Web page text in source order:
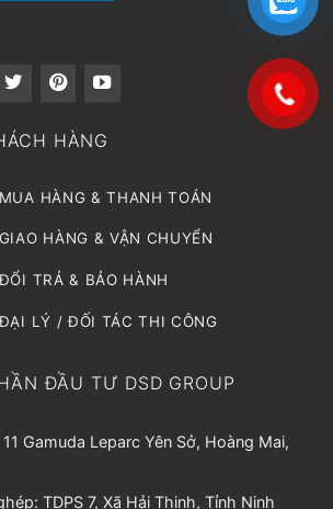
HÀNG
HÀNG & THANH TOÁN
HÀNG & VẬN CHUYỂN
TRẢ & BẢO HÀNH
LÝ / ĐỐI TÁC THI CÔNG
ĐẦU TƯ DSD GROUP
Gamuda Leparc Yên Sở, Hoàng Mai,
TDPS 7, Xã Hải Thịnh, Tỉnh Ninh